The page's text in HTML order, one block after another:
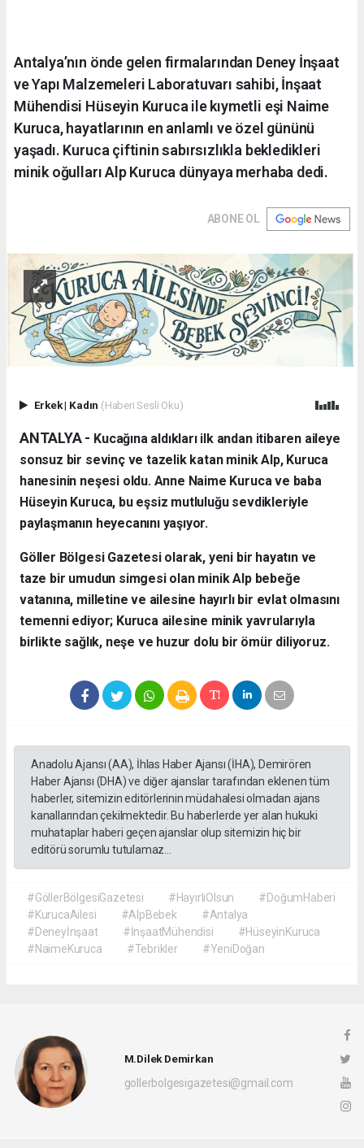
Antalya’nın önde gelen firmalarından Deney İnşaat
ve Yapı Malzemeleri Laboratuvarı sahibi, İnşaat
Mühendisi Hüseyin Kuruca ile kıymetli eşi Naime
Kuruca, hayatlarının en anlamlı ve özel gününü
yaşadı. Kuruca çiftinin sabırsızlıkla bekledikleri
minik oğulları Alp Kuruca dünyaya merhaba dedi.
ABONE OL
Erkek| Kadın (Haberi Sesli Oku)
ANTALYA - ​ Kucağına aldıkları ilk andan itibaren aileye
sonsuz bir sevinç ve tazelik katan minik Alp, Kuruca
hanesinin neşesi oldu. Anne Naime Kuruca ve baba
Hüseyin Kuruca, bu eşsiz mutluluğu sevdikleriyle
paylaşmanın heyecanını yaşıyor.
​Göller Bölgesi Gazetesi olarak, yeni bir hayatın ve
taze bir umudun simgesi olan minik Alp bebeğe
vatanına, milletine ve ailesine hayırlı bir evlat olmasını
temenni ediyor; Kuruca ailesine minik yavrularıyla
birlikte sağlık, neşe ve huzur dolu bir ömür diliyoruz.
Anadolu Ajansı (AA), İhlas Haber Ajansı (İHA), Demirören
Haber Ajansı (DHA) ve diğer ajanslar tarafından eklenen tüm
haberler, sitemizin editörlerinin müdahalesi olmadan ajans
kanallarından çekilmektedir. Bu haberlerde yer alan hukuki
muhataplar haberi geçen ajanslar olup sitemizin hiç bir
editörü sorumlu tutulamaz...
#GöllerBölgesiGazetesi #HayırlıOlsun
#DoğumHaberi
#KurucaAilesi
#AlpBebek
#Antalya
#Deneyİnşaat
#İnşaatMühendisi
#HüseyinKuruca
#NaimeKuruca
#Tebrikler #YeniDoğan
M.Dilek Demirkan
gollerbolgesigazetesi@gmail.com